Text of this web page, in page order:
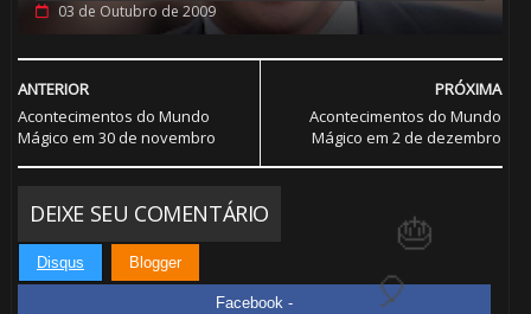
03 de Outubro de 2009
PRÓXIMA
Acontecimentos do Mundo
Mágico em 2 de dezembro
ANTERIOR
Acontecimentos do Mundo
Mágico em 30 de novembro
DEIXE SEU COMENTÁRIO
Disqus Blogger
Facebook -
🎈